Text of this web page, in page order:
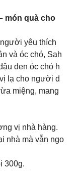
món quà cho
yêu thích
và óc chó, Sah
đen óc chó h
lạ cho người d
miệng, mang
vị nhà hàng.
nhà mà vẫn ngo
300g.